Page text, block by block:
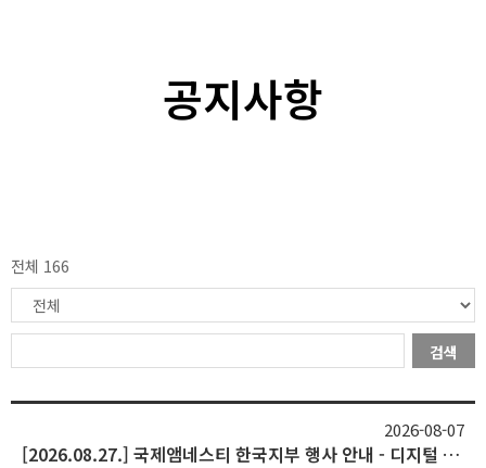
공지사항
전체 166
검색
[2026.08.27.] 국제앰네스티 한국지부 행사 안내 - 디지털 성폭력 대응 라운드테이블
2026-08-07